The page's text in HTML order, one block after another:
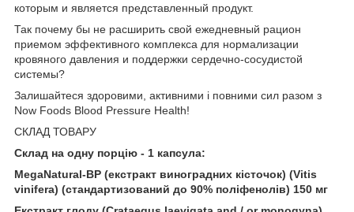
которым и является представленный продукт.
Так почему бы не расширить свой ежедневный рацион
приемом эффективного комплекса для нормализации
кровяного давления и поддержки сердечно-сосудистой
системы?
Залишайтеся здоровими, активними і повними сил разом з
Now Foods Blood Pressure Health!
СКЛАД ТОВАРУ
Склад на одну порцію - 1 капсула:
MegaNatural-BP (екстракт виноградних кісточок) (Vitis
vinifera) (стандартизований до 90% поліфенолів) 150 мг